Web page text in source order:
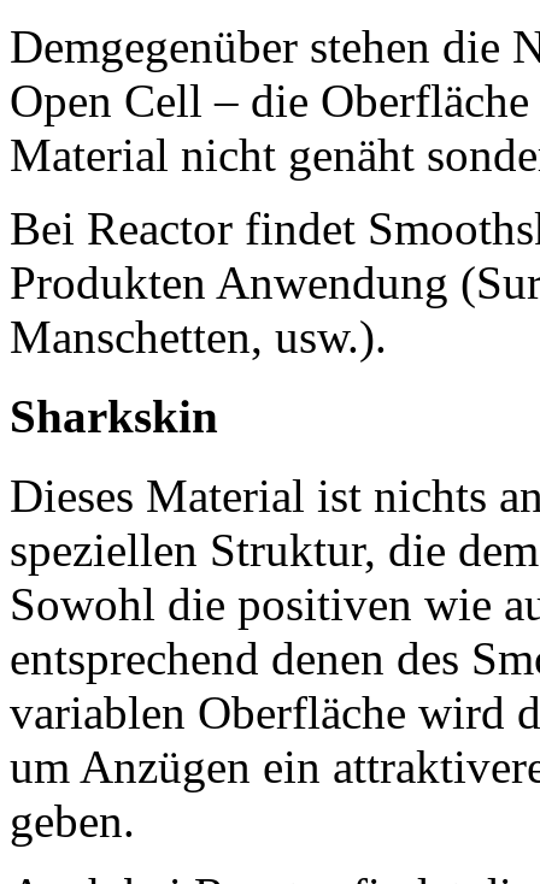
Demgegenüber stehen die
Open Cell – die
Material nicht genäht
Bei Reactor findet
Produkten Anwendung
Manschetten, usw.).
Sharkskin
Dieses Material ist nichts
speziellen Struktur, die
Sowohl die positiven wie
entsprechend denen des
variablen Oberfläche wird
um Anzügen ein
geben.